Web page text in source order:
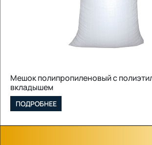
Полипропиленовый рукав
ПОДРОБНЕЕ